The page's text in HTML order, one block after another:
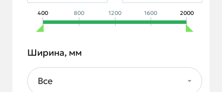
400 800 1200 1600 2000
Ширина, мм
Все